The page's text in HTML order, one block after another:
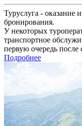
Туруслуга - оказание
бронирования.
У некоторых
транспортное
первую очередь после
Подробнее